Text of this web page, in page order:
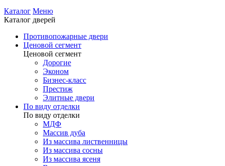
Каталог Меню
Каталог дверей
Противопожарные двери
Ценовой сегмент
Ценовой сегмент
Дорогие
Эконом
Бизнес-класс
Престиж
Элитные двери
По виду отделки
По виду отделки
МДФ
Массив дуба
Из массива лиственницы
Из массива сосны
Из массива ясеня